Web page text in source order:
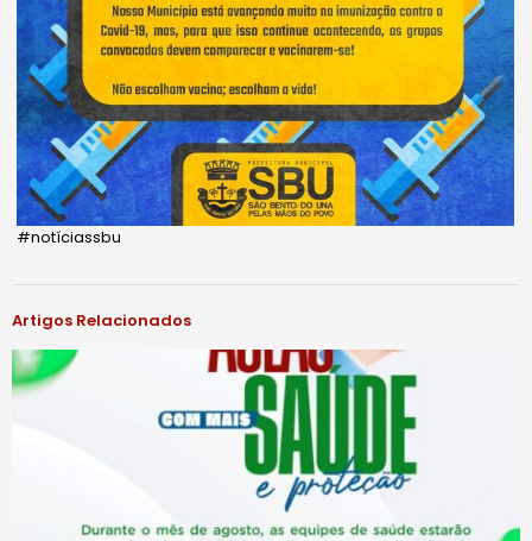
#notíciassbu
Artigos Relacionados